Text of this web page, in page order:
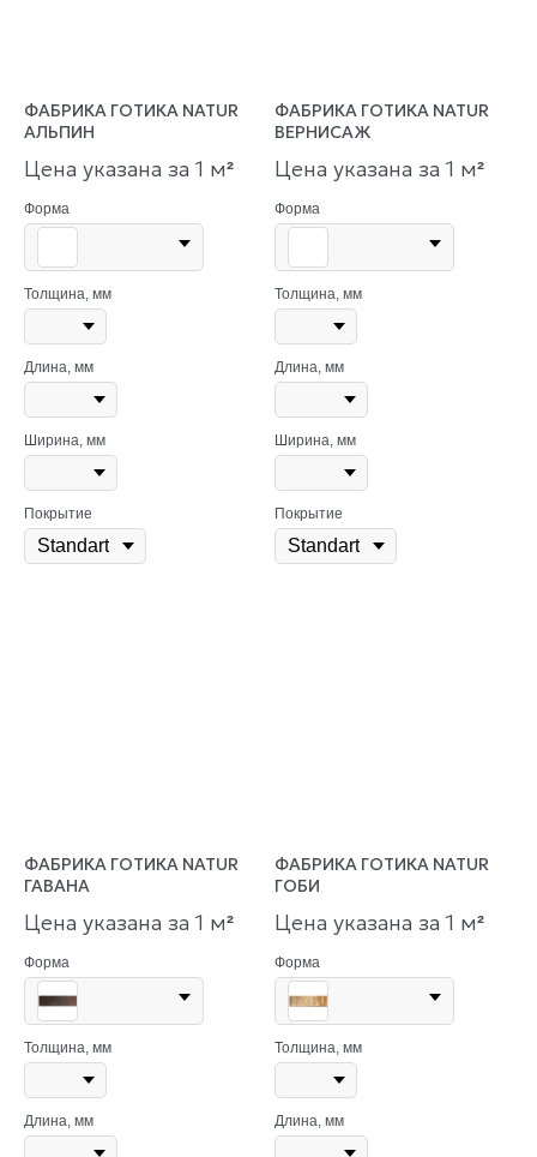
ФАБРИКА ГОТИКА NATUR
АЛЬПИН
Цена указана за 1 м²
Форма
Толщина, мм
Длина, мм
Ширина, мм
Покрытие
ФАБРИКА ГОТИКА NATUR
ВЕРНИСАЖ
Цена указана за 1 м²
Форма
Толщина, мм
Длина, мм
Ширина, мм
Покрытие
ФАБРИКА ГОТИКА NATUR
ГАВАНА
Цена указана за 1 м²
Форма
Толщина, мм
Длина, мм
ФАБРИКА ГОТИКА NATUR
ГОБИ
Цена указана за 1 м²
Форма
Толщина, мм
Длина, мм